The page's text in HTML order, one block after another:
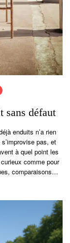
sans défaut
enduits n’a rien
pas, et
à quel point les
comme pour
comparaisons…